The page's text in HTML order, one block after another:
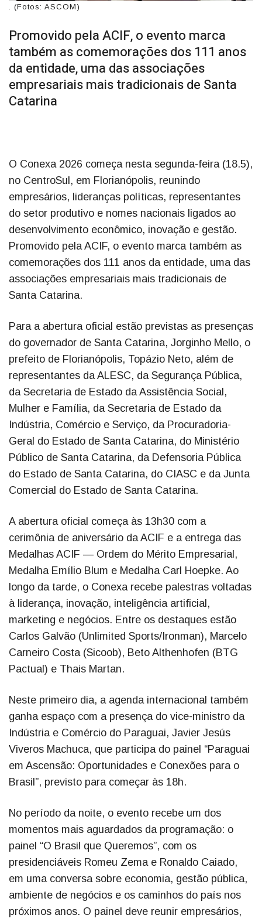
. (Fotos: ASCOM)
Promovido pela ACIF, o evento marca
também as comemorações dos 111 anos
da entidade, uma das associações
empresariais mais tradicionais de Santa
Catarina
O Conexa 2026 começa nesta segunda-feira (18.5),
no CentroSul, em Florianópolis, reunindo
empresários, lideranças políticas, representantes
do setor produtivo e nomes nacionais ligados ao
desenvolvimento econômico, inovação e gestão.
Promovido pela ACIF, o evento marca também as
comemorações dos 111 anos da entidade, uma das
associações empresariais mais tradicionais de
Santa Catarina.
Para a abertura oficial estão previstas as presenças
do governador de Santa Catarina, Jorginho Mello, o
prefeito de Florianópolis, Topázio Neto, além de
representantes da ALESC, da Segurança Pública,
da Secretaria de Estado da Assistência Social,
Mulher e Família, da Secretaria de Estado da
Indústria, Comércio e Serviço, da Procuradoria-
Geral do Estado de Santa Catarina, do Ministério
Público de Santa Catarina, da Defensoria Pública
do Estado de Santa Catarina, do CIASC e da Junta
Comercial do Estado de Santa Catarina.
A abertura oficial começa às 13h30 com a
cerimônia de aniversário da ACIF e a entrega das
Medalhas ACIF — Ordem do Mérito Empresarial,
Medalha Emílio Blum e Medalha Carl Hoepke. Ao
longo da tarde, o Conexa recebe palestras voltadas
à liderança, inovação, inteligência artificial,
marketing e negócios. Entre os destaques estão
Carlos Galvão (Unlimited Sports/Ironman), Marcelo
Carneiro Costa (Sicoob), Beto Althenhofen (BTG
Pactual) e Thais Martan.
Neste primeiro dia, a agenda internacional também
ganha espaço com a presença do vice-ministro da
Indústria e Comércio do Paraguai, Javier Jesús
Viveros Machuca, que participa do painel “Paraguai
em Ascensão: Oportunidades e Conexões para o
Brasil”, previsto para começar às 18h.
No período da noite, o evento recebe um dos
momentos mais aguardados da programação: o
painel “O Brasil que Queremos”, com os
presidenciáveis Romeu Zema e Ronaldo Caiado,
em uma conversa sobre economia, gestão pública,
ambiente de negócios e os caminhos do país nos
próximos anos. O painel deve reunir empresários,